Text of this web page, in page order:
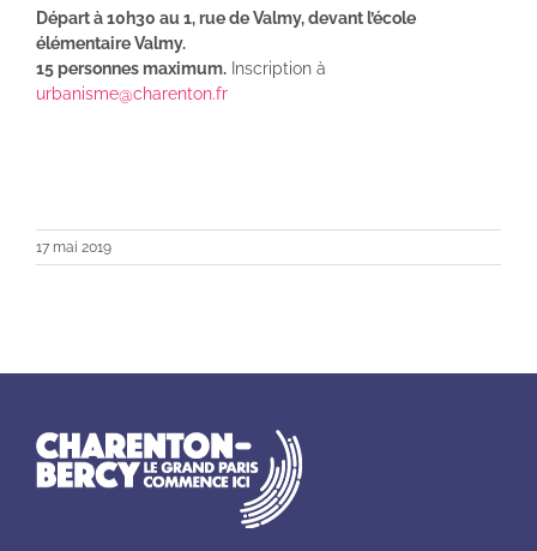
Départ à 10h30 au 1, rue de Valmy, devant l’école
élémentaire Valmy.
15 personnes maximum. Inscription à
urbanisme@charenton.fr
17 mai 2019